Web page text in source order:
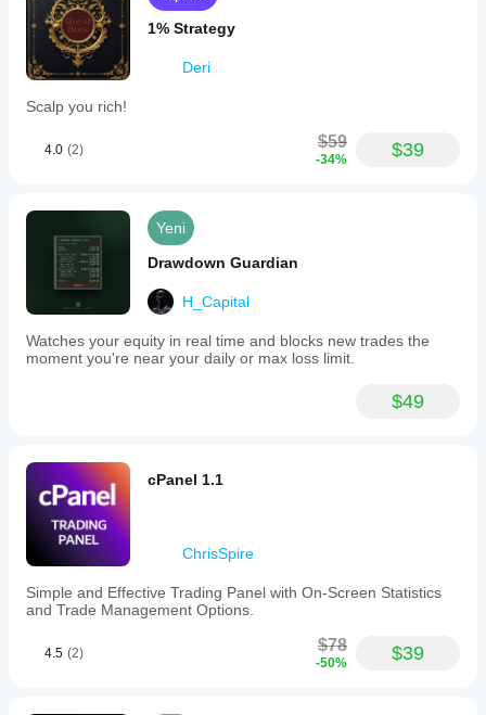
1% Strategy
Deri
Scalp you rich!
4.0 (2) $59
-34% $39
Yeni
Drawdown Guardian
H_Capital
Watches your equity in real time and blocks new trades the
moment you're near your daily or max loss limit.
$49
cPanel 1.1
ChrisSpire
Simple and Effective Trading Panel with On-Screen Statistics
and Trade Management Options.
4.5 (2) $78
-50% $39